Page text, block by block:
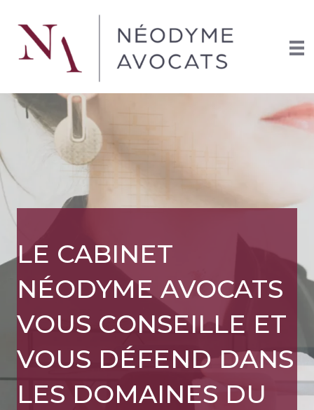
LE CABINET
NÉODYME AVOCATS
VOUS CONSEILLE ET
VOUS DÉFEND DANS
LES DOMAINES DU